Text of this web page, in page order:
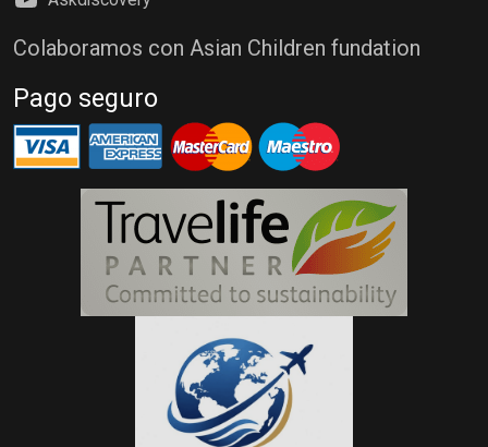
Colaboramos con Asian Children fundation
Pago seguro